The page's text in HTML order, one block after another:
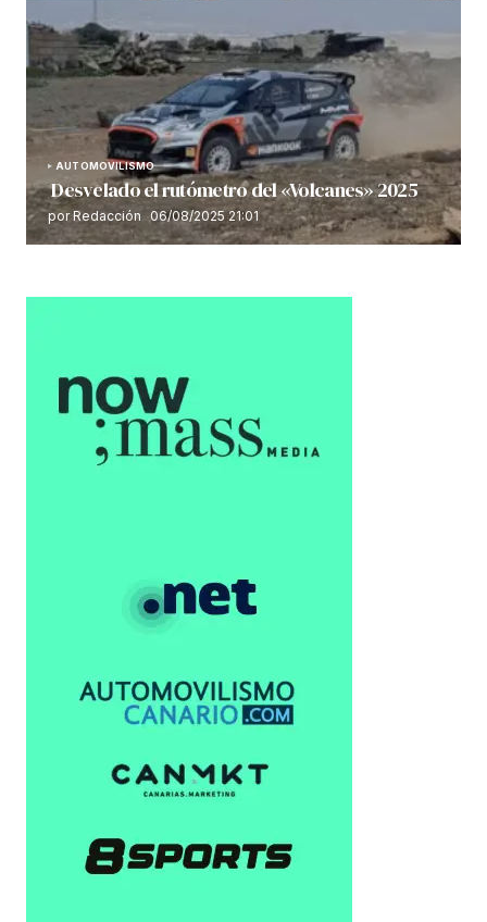
AUTOMOVILISMO
Desvelado el rutómetro del «Volcanes» 2025
por Redacción 06/08/2025 21:01